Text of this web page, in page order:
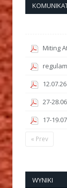
Miting
27-
17-
« Prev
WYNIKI